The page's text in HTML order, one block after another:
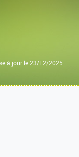
à jour le 23/12/2025